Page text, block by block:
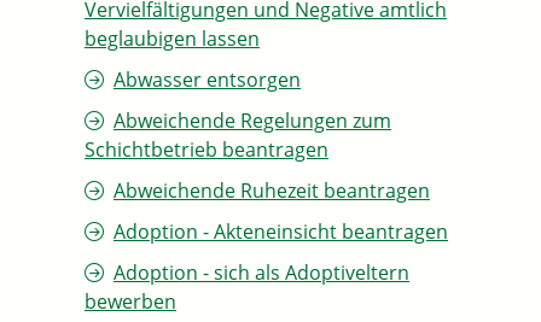
Vervielfältigungen und Negative amtlich
beglaubigen lassen
Abwasser entsorgen
Abweichende Regelungen zum
Schichtbetrieb beantragen
Abweichende Ruhezeit beantragen
Adoption - Akteneinsicht beantragen
Adoption - sich als Adoptiveltern
bewerben